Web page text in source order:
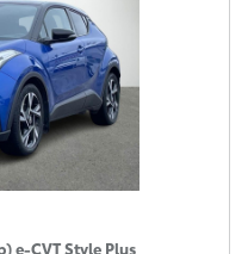
e-CVT Style Plus